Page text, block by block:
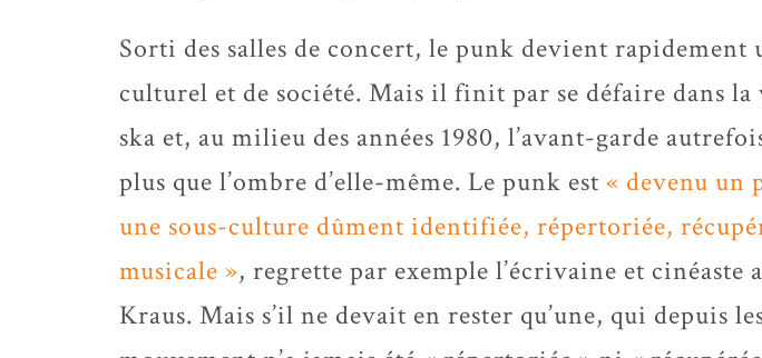
Sorti des salles de concert, le punk devient rapidement
culturel et de société. Mais il finit par se défaire dans la
ska et, au milieu des années 1980, l’avant-garde
plus que l’ombre d’elle-même. Le punk est « devenu un
une sous-culture dûment identifiée, répertoriée,
musicale », regrette par exemple l’écrivaine et cinéaste
Kraus. Mais s’il ne devait en rester qu’une, qui depuis